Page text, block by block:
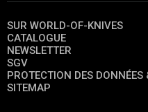
SUR WORLD-OF-KNIVES
CATALOGUE
NEWSLETTER
SGV
PROTECTION DES
SITEMAP